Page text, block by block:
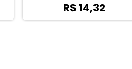
R$ 79,80